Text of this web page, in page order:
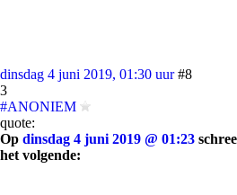
dinsdag 4 juni 2019, 01:30 uur #8
3
#ANONIEM
quote:
Op dinsdag 4 juni 2019 @ 01:23
het volgende: